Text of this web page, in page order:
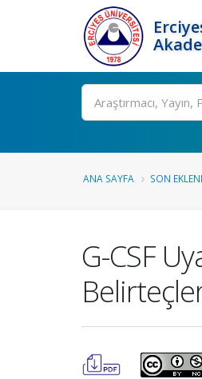
Ara
ANA SAYFA SON
G-CSF